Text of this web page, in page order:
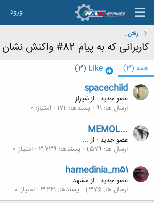
ورود
رفتن...
کاربرانی که به پیام 82# واکنش نشان داده اند
همه (3)
Like
(3)
spacechild
عضو جدید · ازشیراز
ارسال ها 91 پسندها 172 امتیاز 0
MEMOL...
عضو جدید · از ...
ارسال ها 1,579 پسندها 3,739 امتیاز 0
hamedinia_m51
عضو جدید · از مشهد
ارسال ها 1,375 پسندها 3,261 امتیاز 0